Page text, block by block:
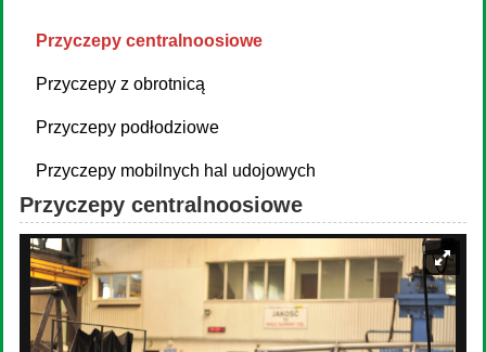
Przyczepy centralnoosiowe
Przyczepy z obrotnicą
Przyczepy podłodziowe
Przyczepy mobilnych hal udojowych
Przyczepy centralnoosiowe